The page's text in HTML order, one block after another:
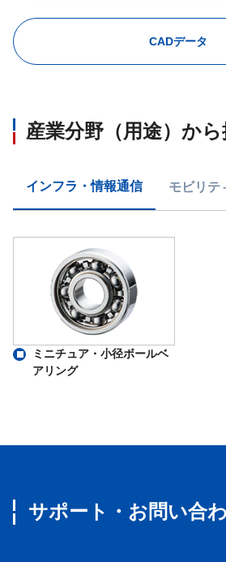
CADデータ
産業分野（用途）か
インフラ・情報通信 モビリテ
ミニチュア・小径ボールベ
アリング
サポート・お問い合